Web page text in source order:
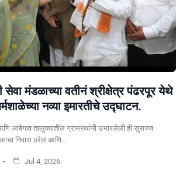
सेवा मंडळाच्या वतीनं श्रीक्षेत्र पंढरपूर येथे
नव्या इमारतीचे उद्घाटन.
आंबेगाव तालुक्यातील ग्रामस्थांनी उभारलेली ही सुसज्ज
निवारा ठरेल आणि…
Jul 4, 2026